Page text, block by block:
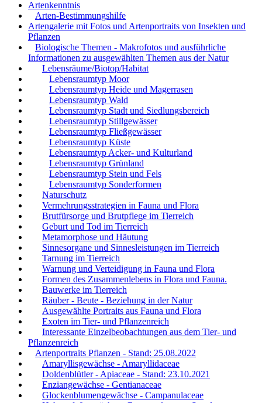
Artenkenntnis
Arten-Bestimmungshilfe
Artengalerie mit Fotos und Artenportraits von Insekten und
Pflanzen
Biologische Themen - Makrofotos und ausführliche
Informationen zu ausgewählten Themen aus der Natur
Lebensräume/Biotop/Habitat
Lebensraumtyp Moor
Lebensraumtyp Heide und Magerrasen
Lebensraumtyp Wald
Lebensraumtyp Stadt und Siedlungsbereich
Lebensraumtyp Stillgewässer
Lebensraumtyp Fließgewässer
Lebensraumtyp Küste
Lebensraumtyp Acker- und Kulturland
Lebensraumtyp Grünland
Lebensraumtyp Stein und Fels
Lebensraumtyp Sonderformen
Naturschutz
Vermehrungsstrategien in Fauna und Flora
Brutfürsorge und Brutpflege im Tierreich
Geburt und Tod im Tierreich
Metamorphose und Häutung
Sinnesorgane und Sinnesleistungen im Tierreich
Tarnung im Tierreich
Warnung und Verteidigung in Fauna und Flora
Formen des Zusammenlebens in Flora und Fauna.
Bauwerke im Tierreich
Räuber - Beute - Beziehung in der Natur
Ausgewählte Portraits aus Fauna und Flora
Exoten im Tier- und Pflanzenreich
Interessante Einzelbeobachtungen aus dem Tier- und
Pflanzenreich
Artenportraits Pflanzen - Stand: 25.08.2022
Amaryllisgewächse - Amaryllidaceae
Doldenblütler - Apiaceae - Stand: 23.10.2021
Enziangewächse - Gentianaceae
Glockenblumengewächse - Campanulaceae